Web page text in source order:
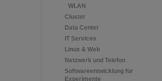
WLAN
Cluster
Data Center
IT Services
Linux & Web
Netzwerk und Telefon
Softwareentwicklung für
Experimente